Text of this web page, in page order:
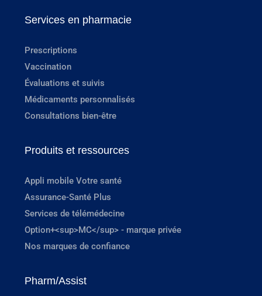
Services en pharmacie
Prescriptions
Vaccination
Évaluations et suivis
Médicaments personnalisés
Consultations bien-être
Produits et ressources
Appli mobile Votre santé
Assurance-Santé Plus
Services de télémédecine
Option+<sup>MC</sup> - marque privée
Nos marques de confiance
Pharm/Assist